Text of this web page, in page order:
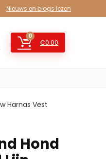
Nieuws en blogs lezen
0
€0.00
Harnas Vest
Hond